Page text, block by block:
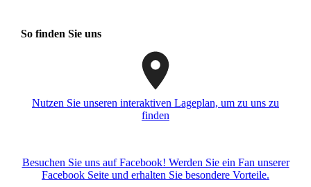
So finden Sie uns
Nutzen Sie unseren interaktiven La­ge­plan, um zu uns zu
finden
Besuchen Sie uns auf Facebook! Werden Sie ein Fan unserer
Facebook Seite und erhalten Sie besondere Vorteile.